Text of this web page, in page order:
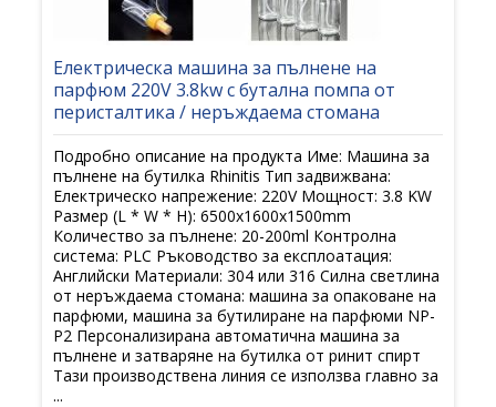
Електрическа машина за пълнене на
парфюм 220V 3.8kw с бутална помпа от
перисталтика / неръждаема стомана
Подробно описание на продукта Име: Машина за
пълнене на бутилка Rhinitis Тип задвижвана:
Електрическо напрежение: 220V Мощност: 3.8 KW
Размер (L * W * H): 6500x1600x1500mm
Количество за пълнене: 20-200ml Контролна
система: PLC Ръководство за експлоатация:
Английски Материали: 304 или 316 Силна светлина
от неръждаема стомана: машина за опаковане на
парфюми, машина за бутилиране на парфюми NP-
P2 Персонализирана автоматична машина за
пълнене и затваряне на бутилка от ринит спирт
Тази производствена линия се използва главно за
...